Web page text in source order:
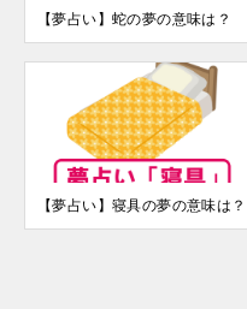
【夢占い】蛇の夢の意味は？
【夢占い】寝具の夢の意味は？